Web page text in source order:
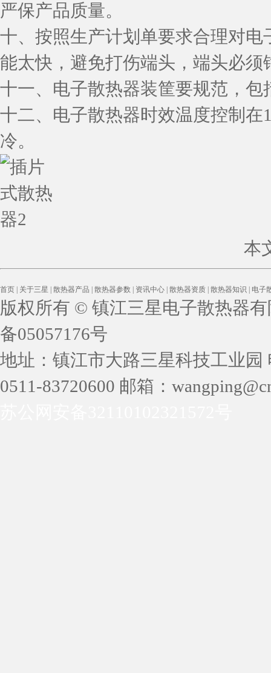
严保产品质量。
十、按照生产计划单要求合理对
能太快，避免打伤端头，端头必
十一、电子散热器装筐要规范，
十二、电子散热器时效温度控制
冷。
本
首页 关于三星 散热器产品 散热器参数 资讯中心 散热器资质 散热器知识 电子
版权所有 © 镇江三星电子散热器
备05057176号
地址：镇江市大路三星科技工业园
0511-83720600 邮箱：